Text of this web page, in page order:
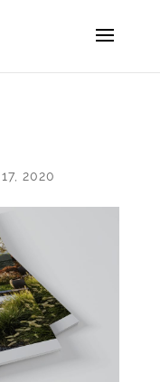
2020